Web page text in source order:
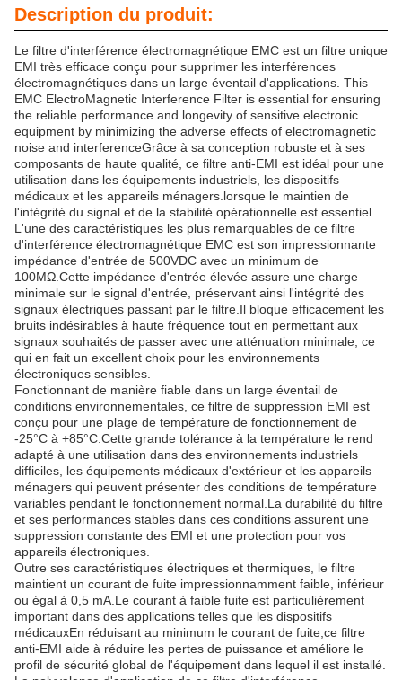
Description du produit:
Le filtre d'interférence électromagnétique EMC est un filtre unique
EMI très efficace conçu pour supprimer les interférences
électromagnétiques dans un large éventail d'applications. This
EMC ElectroMagnetic Interference Filter is essential for ensuring
the reliable performance and longevity of sensitive electronic
equipment by minimizing the adverse effects of electromagnetic
noise and interferenceGrâce à sa conception robuste et à ses
composants de haute qualité, ce filtre anti-EMI est idéal pour une
utilisation dans les équipements industriels, les dispositifs
médicaux et les appareils ménagers.lorsque le maintien de
l'intégrité du signal et de la stabilité opérationnelle est essentiel.
L'une des caractéristiques les plus remarquables de ce filtre
d'interférence électromagnétique EMC est son impressionnante
impédance d'entrée de 500VDC avec un minimum de
100MΩ.Cette impédance d'entrée élevée assure une charge
minimale sur le signal d'entrée, préservant ainsi l'intégrité des
signaux électriques passant par le filtre.Il bloque efficacement les
bruits indésirables à haute fréquence tout en permettant aux
signaux souhaités de passer avec une atténuation minimale, ce
qui en fait un excellent choix pour les environnements
électroniques sensibles.
Fonctionnant de manière fiable dans un large éventail de
conditions environnementales, ce filtre de suppression EMI est
conçu pour une plage de température de fonctionnement de
-25°C à +85°C.Cette grande tolérance à la température le rend
adapté à une utilisation dans des environnements industriels
difficiles, les équipements médicaux d'extérieur et les appareils
ménagers qui peuvent présenter des conditions de température
variables pendant le fonctionnement normal.La durabilité du filtre
et ses performances stables dans ces conditions assurent une
suppression constante des EMI et une protection pour vos
appareils électroniques.
Outre ses caractéristiques électriques et thermiques, le filtre
maintient un courant de fuite impressionnamment faible, inférieur
ou égal à 0,5 mA.Le courant à faible fuite est particulièrement
important dans des applications telles que les dispositifs
médicauxEn réduisant au minimum le courant de fuite,ce filtre
anti-EMI aide à réduire les pertes de puissance et améliore le
profil de sécurité global de l'équipement dans lequel il est installé.